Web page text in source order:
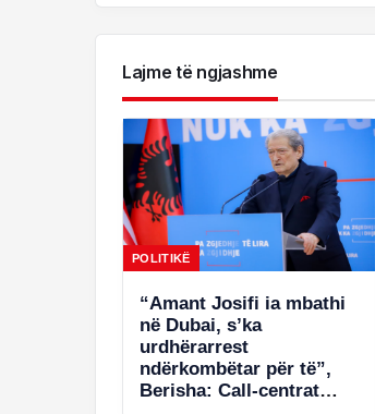
Lajme të ngjashme
POLITIKË
“Amant Josifi ia mbathi
në Dubai, s’ka
urdhërarrest
ndërkombëtar për të”,
Berisha: Call-centrat